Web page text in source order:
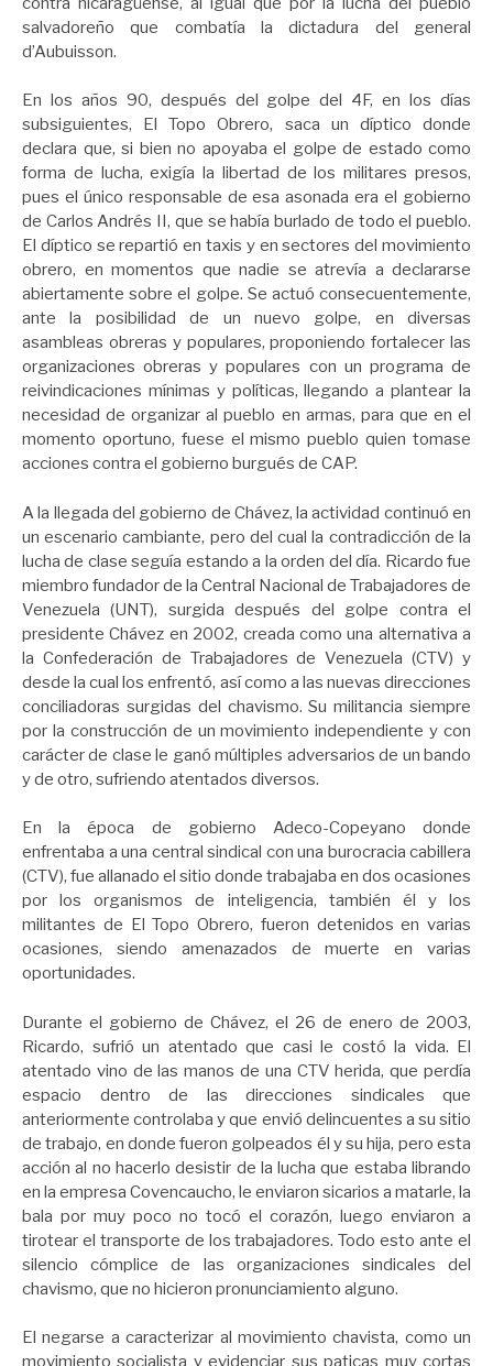
salvadoreño que combatía la dictadura del general
d’Aubuisson.
En los años 90, después del golpe del 4F, en los días
subsiguientes, El Topo Obrero, saca un díptico donde
declara que, si bien no apoyaba el golpe de estado como
forma de lucha, exigía la libertad de los militares presos,
pues el único responsable de esa asonada era el gobierno
de Carlos Andrés II, que se había burlado de todo el pueblo.
El díptico se repartió en taxis y en sectores del movimiento
obrero, en momentos que nadie se atrevía a declararse
abiertamente sobre el golpe. Se actuó consecuentemente,
ante la posibilidad de un nuevo golpe, en diversas
asambleas obreras y populares, proponiendo fortalecer las
organizaciones obreras y populares con un programa de
reivindicaciones mínimas y políticas, llegando a plantear la
necesidad de organizar al pueblo en armas, para que en el
momento oportuno, fuese el mismo pueblo quien tomase
acciones contra el gobierno burgués de CAP.
A la llegada del gobierno de Chávez, la actividad continuó en
un escenario cambiante, pero del cual la contradicción de la
lucha de clase seguía estando a la orden del día. Ricardo fue
miembro fundador de la Central Nacional de Trabajadores de
Venezuela (UNT), surgida después del golpe contra el
presidente Chávez en 2002, creada como una alternativa a
la Confederación de Trabajadores de Venezuela (CTV) y
desde la cual los enfrentó, así como a las nuevas direcciones
conciliadoras surgidas del chavismo. Su militancia siempre
por la construcción de un movimiento independiente y con
carácter de clase le ganó múltiples adversarios de un bando
y de otro, sufriendo atentados diversos.
En la época de gobierno Adeco-Copeyano donde
enfrentaba a una central sindical con una burocracia cabillera
(CTV), fue allanado el sitio donde trabajaba en dos ocasiones
por los organismos de inteligencia, también él y los
militantes de El Topo Obrero, fueron detenidos en varias
ocasiones, siendo amenazados de muerte en varias
oportunidades.
Durante el gobierno de Chávez, el 26 de enero de 2003,
Ricardo, sufrió un atentado que casi le costó la vida. El
atentado vino de las manos de una CTV herida, que perdía
espacio dentro de las direcciones sindicales que
anteriormente controlaba y que envió delincuentes a su sitio
de trabajo, en donde fueron golpeados él y su hija, pero esta
acción al no hacerlo desistir de la lucha que estaba librando
en la empresa Covencaucho, le enviaron sicarios a matarle, la
bala por muy poco no tocó el corazón, luego enviaron a
tirotear el transporte de los trabajadores. Todo esto ante el
silencio cómplice de las organizaciones sindicales del
chavismo, que no hicieron pronunciamiento alguno.
El negarse a caracterizar al movimiento chavista, como un
movimiento socialista y evidenciar sus paticas muy cortas